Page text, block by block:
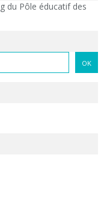
du Pôle éducatif des